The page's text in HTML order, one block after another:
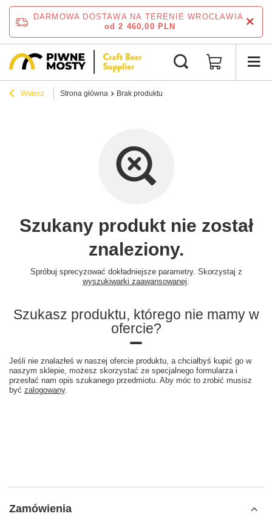
DARMOWA DOSTAWA NA TERENIE WROCŁAWIA
od 2 460,00 PLN
Wstecz Strona główna Brak produktu
Szukany produkt nie został
znaleziony.
Spróbuj sprecyzować dokładniejsze parametry. Skorzystaj z
wyszukiwarki zaawansowanej
Szukasz produktu, którego nie mamy w
ofercie?
Jeśli nie znalazłeś w naszej ofercie produktu, a chciałbyś kupić go w
naszym sklepie, możesz skorzystać ze specjalnego formularza i
przesłać nam opis szukanego przedmiotu. Aby móc to zrobić musisz
być zalogowany.
Zamówienia